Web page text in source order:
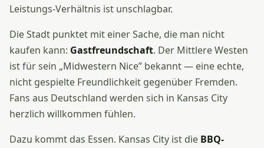
Leistungs-Verhältnis ist unschlagbar.
Die Stadt punktet mit einer Sache, die man nicht
kaufen kann: Gastfreundschaft. Der Mittlere Westen
ist für sein „Midwestern Nice” bekannt — eine echte,
nicht gespielte Freundlichkeit gegenüber Fremden.
Fans aus Deutschland werden sich in Kansas City
herzlich willkommen fühlen.
Dazu kommt das Essen. Kansas City ist die BBQ-